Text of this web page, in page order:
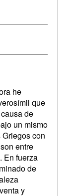
he
que
de
un mismo
con
entre
En fuerza
de
y